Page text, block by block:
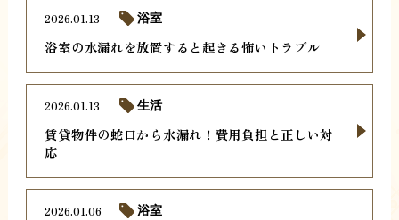
浴室の水漏れを放置すると起きる怖いトラブル
2026.01.13 浴室
賃貸物件の蛇口から水漏れ！費用負担と正しい対
応
2026.01.13 生活
2026.01.06 浴室